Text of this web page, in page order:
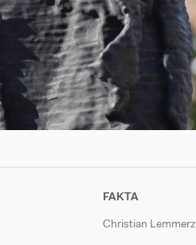
FAKTA
Christian Lemmerz